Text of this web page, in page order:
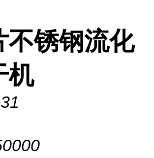
不锈钢流化
机